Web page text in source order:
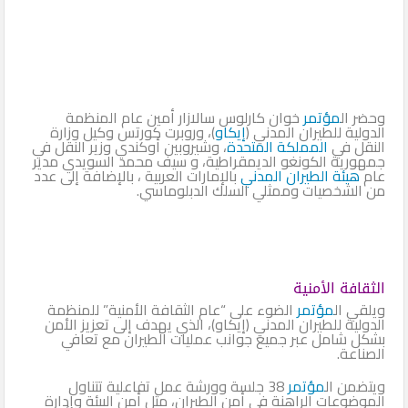
وحضر المؤتمر خوان كارلوس سالازار أمين عام المنظمة
الدولية للطيران المدني (إيكاو)، وروبرت كورتس وكيل وزارة
النقل فيالمملكة المتحدة، وشيروبين أوكندي وزير النقل في
جمهورية الكونغو الديمقراطية، و سيف محمد السويدي مدير
عامهيئة الطيران المدنيبالإمارات العربية ، بالإضافة إلى عدد
من الشخصيات وممثلي السلك الدبلوماسي.
الثقافة الأمنية
ويلقي المؤتمر الضوء على “عام الثقافة الأمنية” للمنظمة
الدولية للطيران المدني (إيكاو)، الذي يهدف إلى تعزيز الأمن
بشكل شامل عبر جميع جوانب عمليات الطيران مع تعافي
الصناعة.
ويتضمن المؤتمر 38 جلسة وورشة عمل تفاعلية تتناول
الموضوعات الراهنة في أمن الطيران، مثل أمن البيئة وإدارة